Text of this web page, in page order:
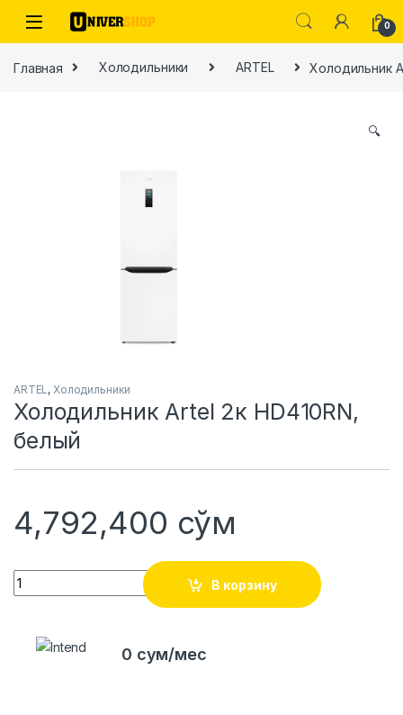
Skip to navigation
Skip to content
0
Главная Холодильники ARTEL Холодильник
🔍
ARTEL,Холодильники
Холодильник Artel 2к HD410RN,
белый
4,792,400 сўм
Quantity
В корзину
0 сум/мес